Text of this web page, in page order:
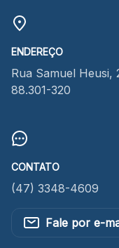
ENDEREÇO
Rua Samuel Heusi,
88.301-320
CONTATO
(47) 3348-4609
Fale por e-